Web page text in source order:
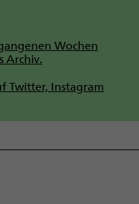
Wochen
Archiv.
Twitter, Instagram